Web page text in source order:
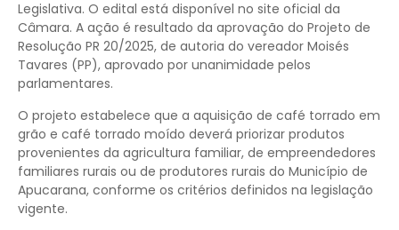
Legislativa. O edital está disponível no site oficial da
Câmara. A ação é resultado da aprovação do Projeto de
Resolução PR 20/2025, de autoria do vereador Moisés
Tavares (PP), aprovado por unanimidade pelos
parlamentares.
O projeto estabelece que a aquisição de café torrado em
grão e café torrado moído deverá priorizar produtos
provenientes da agricultura familiar, de empreendedores
familiares rurais ou de produtores rurais do Município de
Apucarana, conforme os critérios definidos na legislação
vigente.